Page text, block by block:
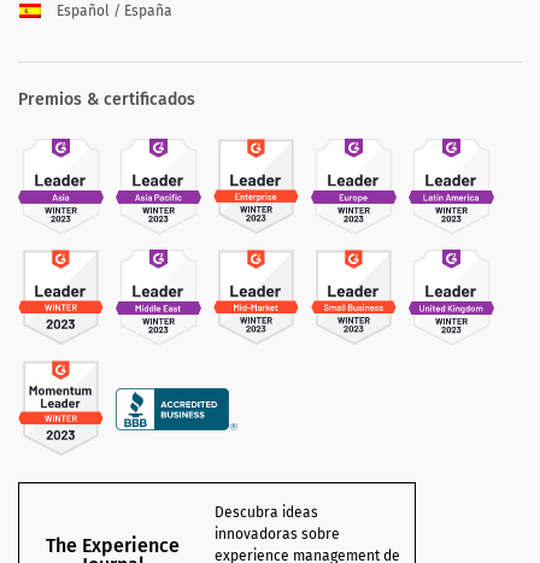
Español / España
Premios & certificados
The Experience
Descubra ideas
innovadoras sobre
experience management de